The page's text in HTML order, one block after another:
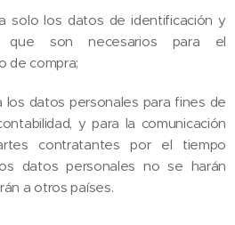
solo los datos de identificación y
que son necesarios para el
de compra;
los datos personales para fines de
y para la comunicación
contratantes por el tiempo
datos personales no se harán
a otros países.